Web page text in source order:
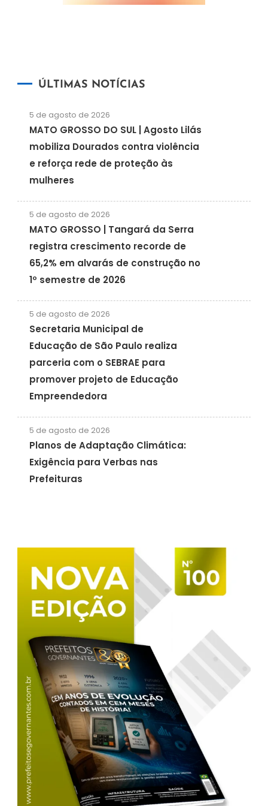
ÚLTIMAS NOTÍCIAS
5 de agosto de 2026
MATO GROSSO DO SUL | Agosto Lilás
mobiliza Dourados contra violência
e reforça rede de proteção às
mulheres
5 de agosto de 2026
MATO GROSSO | Tangará da Serra
registra crescimento recorde de
65,2% em alvarás de construção no
1º semestre de 2026
5 de agosto de 2026
Secretaria Municipal de
Educação de São Paulo realiza
parceria com o SEBRAE para
promover projeto de Educação
Empreendedora
5 de agosto de 2026
Planos de Adaptação Climática:
Exigência para Verbas nas
Prefeituras